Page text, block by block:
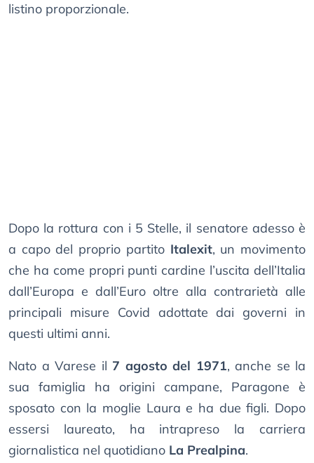
listino proporzionale.
Dopo la rottura con i 5 Stelle, il senatore adesso è
a capo del proprio partito Italexit, un movimento
che ha come propri punti cardine l’uscita dell’Italia
dall’Europa e dall’Euro oltre alla contrarietà alle
principali misure Covid adottate dai governi in
questi ultimi anni.
Nato a Varese il 7 agosto del 1971, anche se la
sua famiglia ha origini campane, Paragone è
sposato con la moglie Laura e ha due figli. Dopo
essersi laureato, ha intrapreso la carriera
giornalistica nel quotidiano La Prealpina.